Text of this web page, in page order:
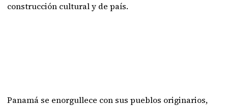
construcción cultural y de país.
Panamá se enorgullece con sus pueblos originarios,